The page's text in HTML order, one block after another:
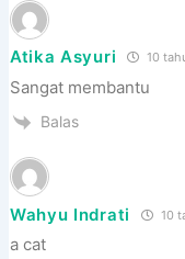
Atika Asyuri 10
Sangat membantu
Balas
Wahyu Indrati 10
a cat